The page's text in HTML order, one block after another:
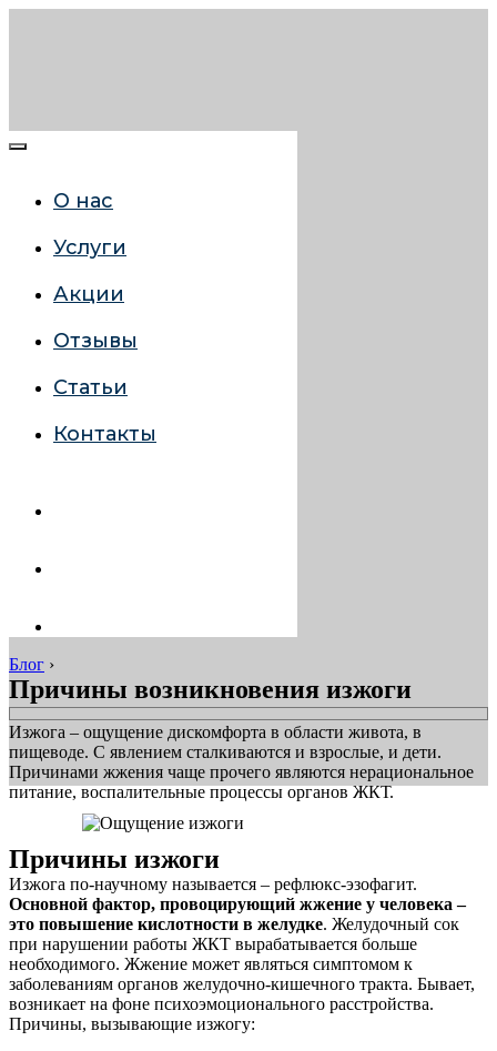
О нас
Услуги
Акции
Отзывы
Статьи
Контакты
Блог ›
Причины возникновения изжоги
Изжога – ощущение дискомфорта в области живота, в
пищеводе. С явлением сталкиваются и взрослые, и дети.
Причинами жжения чаще прочего являются нерациональное
питание, воспалительные процессы органов ЖКТ.
Причины изжоги
Изжога по-научному называется – рефлюкс-эзофагит.
Основной фактор, провоцирующий жжение у человека –
это повышение кислотности в желудке. Желудочный сок
при нарушении работы ЖКТ вырабатывается больше
необходимого. Жжение может являться симптомом к
заболеваниям органов желудочно-кишечного тракта. Бывает,
возникает на фоне психоэмоционального расстройства.
Причины, вызывающие изжогу: